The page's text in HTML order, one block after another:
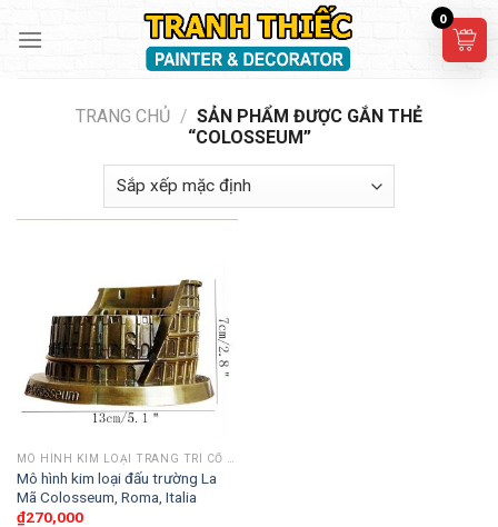
TRANG CHỦ / SẢN PHẨM ĐƯỢC GẮN THẺ
“COLOSSEUM”
Mô hình kim loại đấu trường La
Mã Colosseum, Roma, Italia
₫270,000
0